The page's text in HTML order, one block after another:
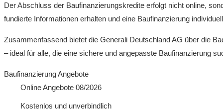
Der Abschluss der Baufinanzierungskredite erfolgt nicht online,
fundierte Informationen erhalten und eine Baufinanzierung
Zusammenfassend bietet die Generali Deutschland AG über die
– ideal für alle, die eine sichere und angepasste Baufinanzierung
Baufinanzierung Angebote
Online Angebote 08/2026
Kostenlos und unverbindlich